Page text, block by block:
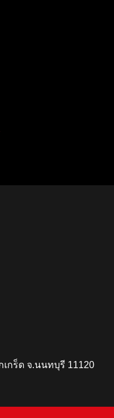
เกร็ด จ.นนทบุรี 11120